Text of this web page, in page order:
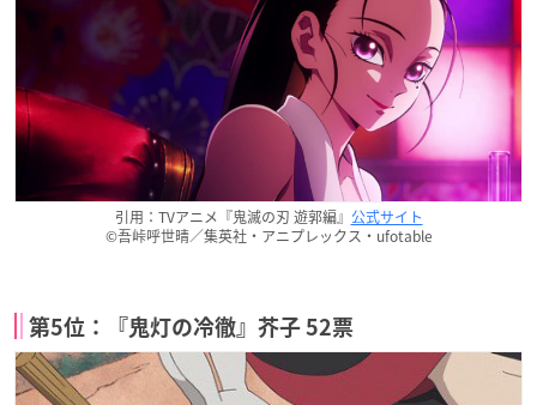
引用：TVアニメ『鬼滅の刃 遊郭編』 公式サイト
©吾峠呼世晴／集英社・アニプレックス・ufotable
第5位：『鬼灯の冷徹』芥子 52票